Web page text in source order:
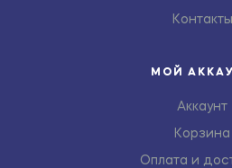
Контакты
МОЙ
Аккаунт
Корзина
Оплата и